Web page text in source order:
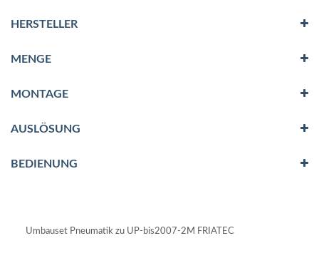
Umbauset Pneumatik zu UP-bis2007-2M FRIATEC
HERSTELLER
MENGE
MONTAGE
AUSLÖSUNG
BEDIENUNG